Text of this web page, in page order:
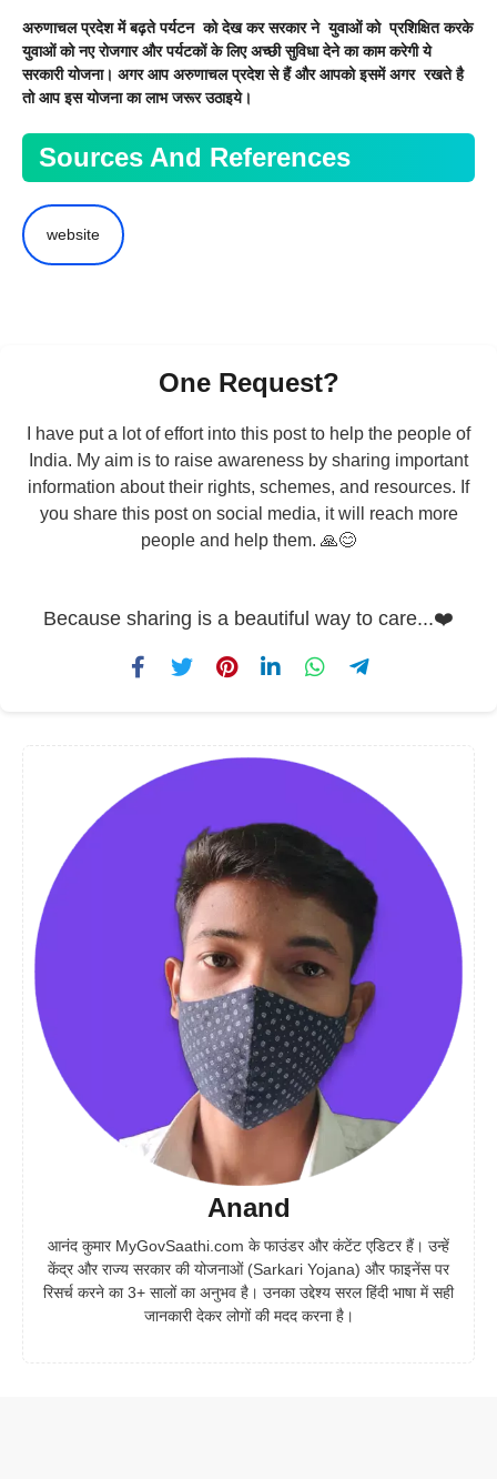
अरुणाचल प्रदेश में बढ़ते पर्यटन को देख कर सरकार ने युवाओं को प्रशिक्षित करके
युवाओं को नए रोजगार और पर्यटकों के लिए अच्छी सुविधा देने का काम करेगी ये
सरकारी योजना। अगर आप अरुणाचल प्रदेश से हैं और आपको इसमें अगर रखते है
तो आप इस योजना का लाभ जरूर उठाइये।
Sources And References
website
One Request?
I have put a lot of effort into this post to help the people of
India. My aim is to raise awareness by sharing important
information about their rights, schemes, and resources. If
you share this post on social media, it will reach more
people and help them. 🙏😊
Because sharing is a beautiful way to care...❤️
Anand
आनंद कुमार MyGovSaathi.com के फाउंडर और कंटेंट एडिटर हैं। उन्हें
केंद्र और राज्य सरकार की योजनाओं (Sarkari Yojana) और फाइनेंस पर
रिसर्च करने का 3+ सालों का अनुभव है। उनका उद्देश्य सरल हिंदी भाषा में सही
जानकारी देकर लोगों की मदद करना है।